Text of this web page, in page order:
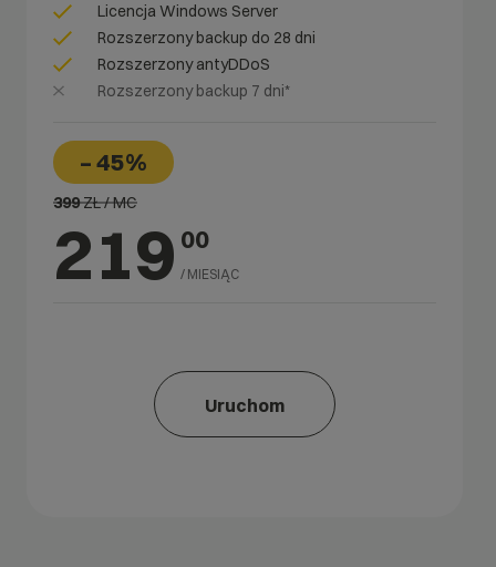
Licencja Windows Server
Rozszerzony backup do 28 dni
Rozszerzony antyDDoS
Rozszerzony backup 7 dni*
399ZŁ / MC
– 45%
219 00
/ MIESIĄC
Uruchom